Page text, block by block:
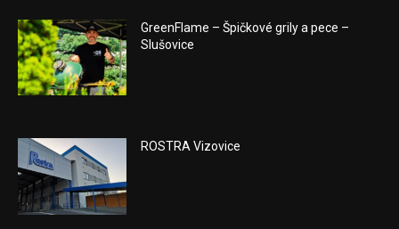
GreenFlame – Špičkové grily a pece –
Slušovice
ROSTRA Vizovice